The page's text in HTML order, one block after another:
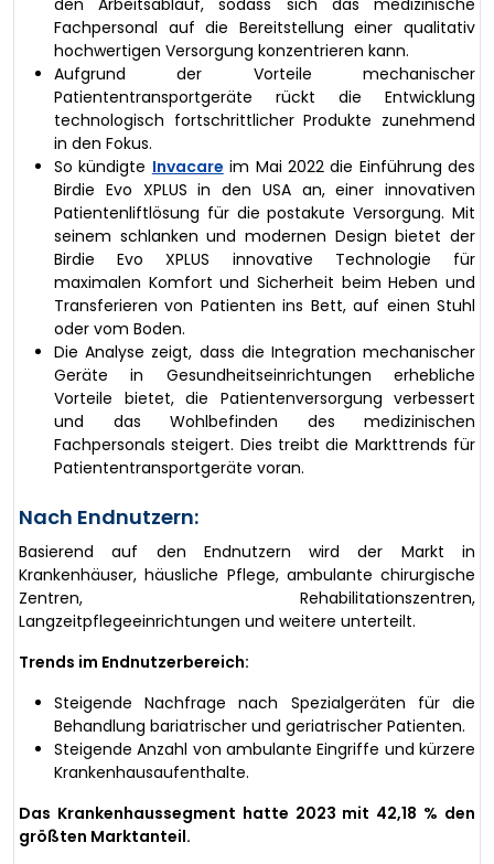
Fachpersonal auf die Bereitstellung einer qualitativ
hochwertigen Versorgung konzentrieren kann.
Aufgrund der Vorteile mechanischer
Patiententransportgeräte rückt die Entwicklung
technologisch fortschrittlicher Produkte zunehmend
in den Fokus.
So kündigte Invacare im Mai 2022 die Einführung des
Birdie Evo XPLUS in den USA an, einer innovativen
Patientenliftlösung für die postakute Versorgung. Mit
seinem schlanken und modernen Design bietet der
Birdie Evo XPLUS innovative Technologie für
maximalen Komfort und Sicherheit beim Heben und
Transferieren von Patienten ins Bett, auf einen Stuhl
oder vom Boden.
Die Analyse zeigt, dass die Integration mechanischer
Geräte in Gesundheitseinrichtungen erhebliche
Vorteile bietet, die Patientenversorgung verbessert
und das Wohlbefinden des medizinischen
Fachpersonals steigert. Dies treibt die Markttrends für
Patiententransportgeräte voran.
Nach Endnutzern:
Basierend auf den Endnutzern wird der Markt in
Krankenhäuser, häusliche Pflege, ambulante chirurgische
Zentren, Rehabilitationszentren,
Langzeitpflegeeinrichtungen und weitere unterteilt.
Trends im Endnutzerbereich:
Steigende Nachfrage nach Spezialgeräten für die
Behandlung bariatrischer und geriatrischer Patienten.
Steigende Anzahl von ambulante Eingriffe und kürzere
Krankenhausaufenthalte.
Das Krankenhaussegment hatte 2023 mit 42,18 % den
größten Marktanteil.